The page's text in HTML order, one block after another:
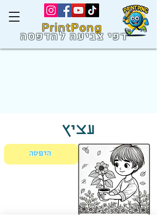
PrintPong
דפי צביעה להדפסה
עציץ
הדפסה